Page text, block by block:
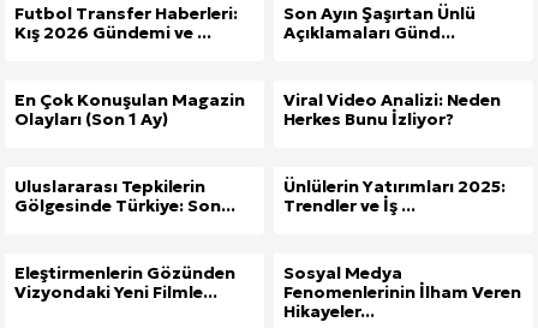
Futbol Transfer Haberleri:
Kış 2026 Gündemi ve ...
Son Ayın Şaşırtan Ünlü
Açıklamaları Günd...
En Çok Konuşulan Magazin
Olayları (Son 1 Ay)
Viral Video Analizi: Neden
Herkes Bunu İzliyor?
Uluslararası Tepkilerin
Gölgesinde Türkiye: Son...
Ünlülerin Yatırımları 2025:
Trendler ve İş ...
Eleştirmenlerin Gözünden
Vizyondaki Yeni Filmle...
Sosyal Medya
Fenomenlerinin İlham Veren
Hikayeler...